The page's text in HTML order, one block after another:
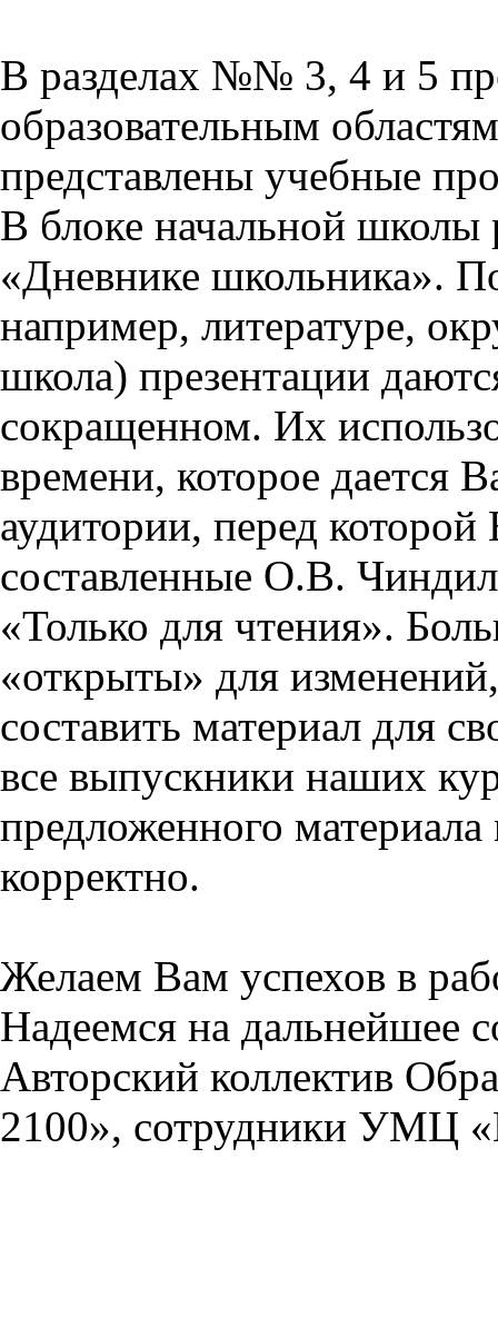
В разделах №№ 3, 4 и 5
образовательным
представлены учебные
В блоке начальной школы
«Дневнике школьника».
например, литературе,
школа) презентации
сокращенном. Их
времени, которое дается
аудитории, перед
составленные О.В.
«Только для чтения».
«открыты» для
составить материал для
все выпускники наших
предложенного
корректно.
Желаем Вам успехов в
Надеемся на дальнейшее
Авторский коллектив
2100», сотрудники УМЦ